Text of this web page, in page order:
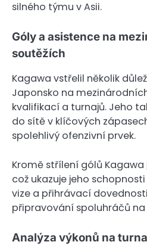
silného týmu v Asii.
Góly a asistence na
soutěžích
Kagawa vstřelil několik
Japonsko na
kvalifikací a turnajů. Jeho
do sítě v klíčových
spolehlivý ofenzivní prvek.
Kromě střílení gólů
což ukazuje jeho
vize a přihrávací
připravování spoluhráčů na
Analýza výkonů na